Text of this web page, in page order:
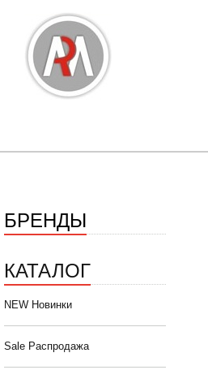
БРЕНДЫ
КАТАЛОГ
NEW Новинки
Sale Распродажа